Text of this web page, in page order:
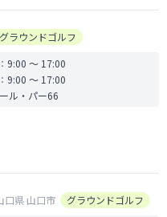
グラウンドゴルフ
9:00 〜 17:00
9:00 〜 17:00
ル ・ パー66
口県 山口市
グラウンドゴルフ